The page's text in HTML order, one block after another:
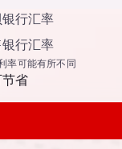
行汇率
行汇率
率可能有所不同
省